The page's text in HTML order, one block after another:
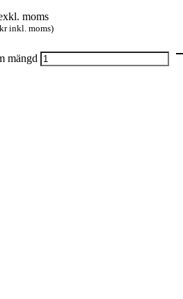
moms
inkl. moms)
mängd